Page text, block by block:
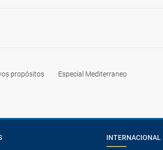
propósitos Especial Mediterraneo
INTERNACIONAL